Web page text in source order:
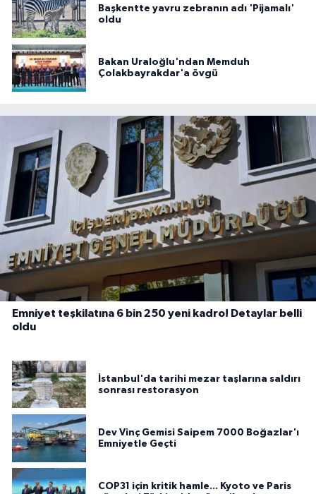
Başkentte yavru zebranın adı 'Pijamalı'
oldu
Bakan Uraloğlu'ndan Memduh
Çolakbayrakdar'a övgü
Emniyet teşkilatına 6 bin 250 yeni kadro! Detaylar belli
oldu
İstanbul'da tarihi mezar taşlarına saldırı
sonrası restorasyon
Dev Vinç Gemisi Saipem 7000 Boğazlar'ı
Emniyetle Geçti
COP31 için kritik hamle... Kyoto ve Paris